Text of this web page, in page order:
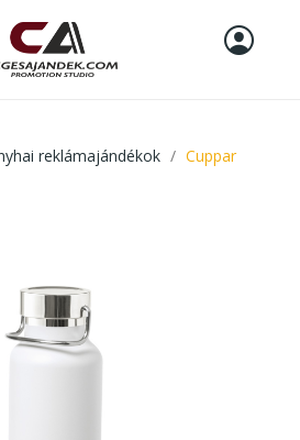
reklámajándékok
Cuppar